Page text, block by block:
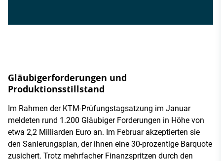
Gläubigerforderungen und
Produktionsstillstand
Im Rahmen der KTM-Prüfungstagsatzung im Januar
meldeten rund 1.200 Gläubiger Forderungen in Höhe von
etwa 2,2 Milliarden Euro an. Im Februar akzeptierten sie
den Sanierungsplan, der ihnen eine 30-prozentige Barquote
zusichert. Trotz mehrfacher Finanzspritzen durch den